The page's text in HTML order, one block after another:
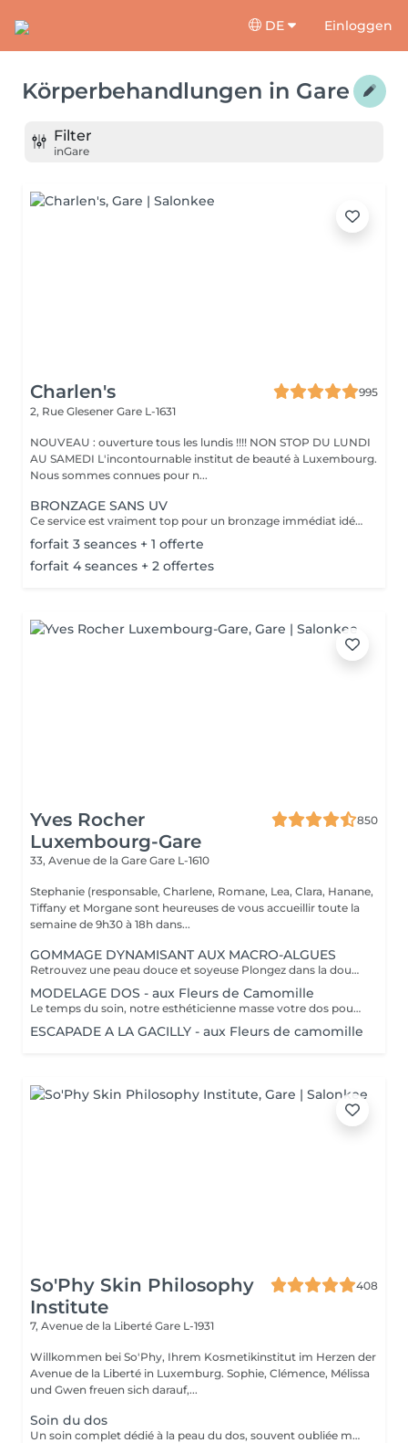
DE Einloggen
Körperbehandlungen in Gare
Filter
inGare
Charlen's
995
2, Rue Glesener Gare L-1631
NOUVEAU : ouverture tous les lundis !!!! NON STOP DU LUNDI
AU SAMEDI L'incontournable institut de beauté à Luxembourg.
Nous sommes connues pour n...
BRONZAGE SANS UV
Ce service est vraiment top pour un bronzage immédiat idéal avant vos vacances ou avant une soirée ;) Nous vous conseillons de faire un gommage la veille du soin et de porter des vêtements amples noirs. Selon votre peau, cela tient environ 1 semaine à 10 Jours! AVANT Exfolier votre peau en profondeur, puis hydrater généreusement 24h avant d'appliquer votre autobronzant, en insistant bien sur les coudes, genoux, chevilles et les zones sensibles. Épiler ou raser dans les 48h avant application afin que les pores de la peau soient fermés. Des points noirs pourraient apparaître si votre peau n'est pas nette lors de l'application. Ne pas appliquer de crème hydratante, parfum, déodorant ou maquillage le jour même de l'application cela pourrait obstruer les pores de la peau et faire apparaître des points noirs. APRÈS Porter des vêtement amples de couleur foncée les vêtements près du corps ou sous-vêtements pourraient faire des marques, porter des chaussures larges. Hydrater quotidiennement votre peau les jours suivant l'application ou utiliser un autobronzant progressif pour entretenir votre bronzage et le faire durer plus longtemps. Après 5 jours, exfolier quotidiennement votre peau à l'aide d'un exfoliant doux afin d'aider votre peau à absorber plus facilement votre crème hydratante, et garder un joli bronzage. Cela permet aussi au bronzage de s'estomper progressivement et uniformément.
forfait 3 seances + 1 offerte
forfait 4 seances + 2 offertes
Yves Rocher
Luxembourg-Gare
850
33, Avenue de la Gare Gare L-1610
Stephanie (responsable, Charlene, Romane, Lea, Clara, Hanane,
Tiffany et Morgane sont heureuses de vous accueillir toute la
semaine de 9h30 à 18h dans...
GOMMAGE DYNAMISANT AUX MACRO-ALGUES
Retrouvez une peau douce et soyeuse Plongez dans la douceur tropicale dIndonésie à travers les notes épicées des huiles essentielles de Girofle et de Muscade. Ce gommage aux effluves chauds et naturels vous transporte tout en exfoliant délicatement votre peau : elle est douce, lumineuse et satinée.
MODELAGE DOS - aux Fleurs de Camomille
Le temps du soin, notre esthéticienne masse votre dos pour un confort sans précédent.
ESCAPADE A LA GACILLY - aux Fleurs de camomille
So'Phy Skin Philosophy
Institute
408
7, Avenue de la Liberté Gare L-1931
Willkommen bei So'Phy, Ihrem Kosmetikinstitut im Herzen der
Avenue de la Liberté in Luxemburg. Sophie, Clémence, Mélissa
und Gwen freuen sich darauf,...
Soin du dos
Un soin complet dédié à la peau du dos, souvent oubliée mais pourtant sujette aux tensions et aux imperfections. Ce soin débute par un nettoyage et une exfoliation afin de purifier la peau, affiner le grain de peau et améliorer sa texture. Selon vos besoins et la durée choisie (30 ou 60 minutes), un travail plus ciblé peut être réalisé pour désincruster la peau et rééquilibrer les zones concernées. Le soin se termine par un massage relaxant, permettant de relâcher les tensions accumulées et de procurer une sensation immédiate de bien-être. La peau est plus nette, plus douce et le dos profondément détendu. Un soin idéal pour prendre soin de cette zone souvent négligée tout en s'accordant un moment de détente.